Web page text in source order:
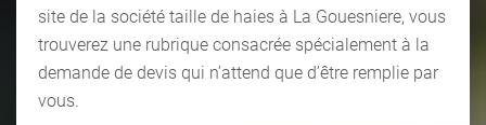
site de la société taille de haies à La Gouesniere, vous
trouverez une rubrique consacrée spécialement à la
demande de devis qui n’attend que d’être remplie par
vous.